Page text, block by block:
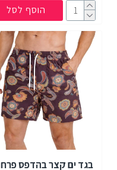
הוסף לסל
בגד ים קצר בהדפס